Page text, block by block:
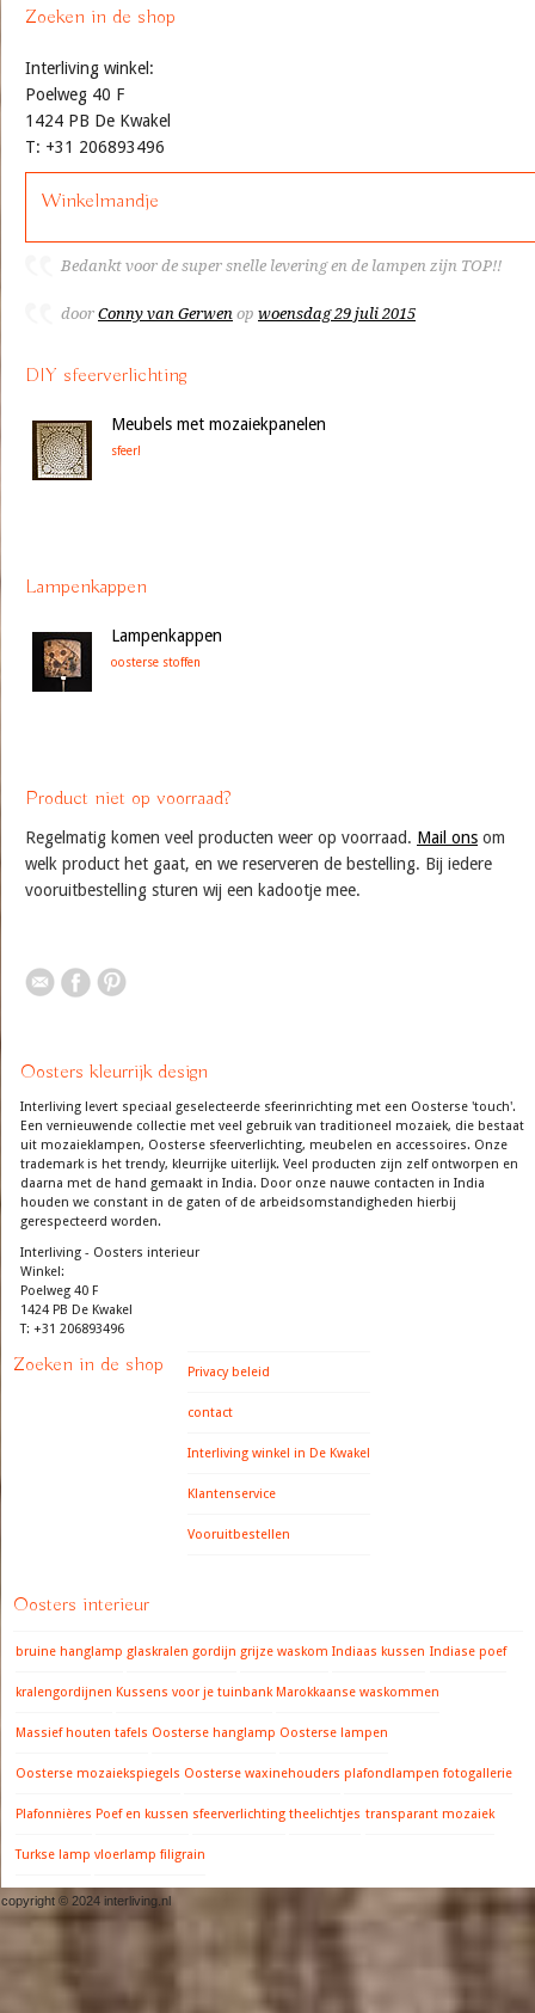
Zoeken in de shop
Interliving winkel:
Poelweg 40 F
1424 PB De Kwakel
T: +31 206893496
Winkelmandje
Bedankt voor de super snelle levering en de lampen zijn TOP!!
door Conny van Gerwen op woensdag 29 juli 2015
DIY sfeerverlichting
Meubels met mozaiekpanelen
sfeer!
Lampenkappen
Lampenkappen
oosterse stoffen
Product niet op voorraad?
Regelmatig komen veel producten weer op voorraad. Mail ons om
welk product het gaat, en we reserveren de bestelling. Bij iedere
vooruitbestelling sturen wij een kadootje mee.
Oosters kleurrijk design
Interliving levert speciaal geselecteerde sfeerinrichting met een Oosterse 'touch'.
Een vernieuwende collectie met veel gebruik van traditioneel mozaiek, die bestaat
uit mozaieklampen, Oosterse sfeerverlichting, meubelen en accessoires. Onze
trademark is het trendy, kleurrijke uiterlijk. Veel producten zijn zelf ontworpen en
daarna met de hand gemaakt in India. Door onze nauwe contacten in India
houden we constant in de gaten of de arbeidsomstandigheden hierbij
gerespecteerd worden.
Interliving - Oosters interieur
Winkel:
Poelweg 40 F
1424 PB De Kwakel
T: +31 206893496
Zoeken in de shop Privacy beleid
contact
Interliving winkel in De Kwakel
Klantenservice
Vooruitbestellen
Oosters interieur
bruine hanglamp glaskralen gordijn grijze waskom Indiaas kussen Indiase poef
kralengordijnen Kussens voor je tuinbank Marokkaanse waskommen
Massief houten tafels Oosterse hanglamp Oosterse lampen
Oosterse mozaiekspiegels Oosterse waxinehouders plafondlampen fotogallerie
Plafonnières Poef en kussen sfeerverlichting theelichtjes transparant mozaiek
Turkse lamp vloerlamp filigrain
copyright © 2024 interliving.nl